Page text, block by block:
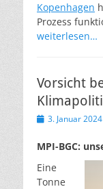
Kopenhagen
Prozess
weiterlesen…
Vorsicht
Veröffentlicht
3. Januar 2024
MPI-BGC:
Eine
Tonne